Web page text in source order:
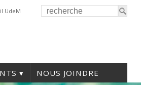
UdeM
NOUS JOINDRE